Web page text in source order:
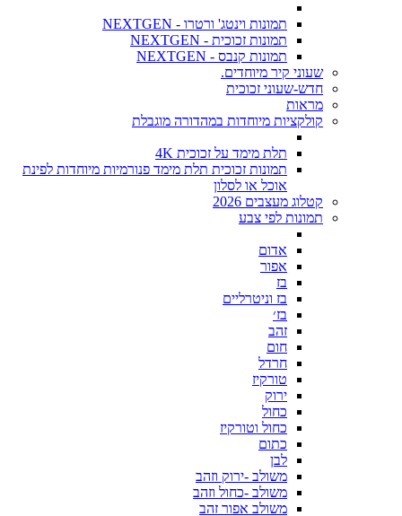
תמונות וינטג' ורטרו - NEXTGEN
תמונות זכוכית - NEXTGEN
תמונות קנבס - NEXTGEN
שעוני קיר מיוחדים.
חדש-שעוני זכוכית
מראות
קולקציות מיוחדות במהדורה מוגבלת
תלת מימד על זכוכית 4K
תמונות זכוכית תלת מימד פנורמיות מיוחדות לפינת
אוכל או לסלון
קטלוג מעצבים 2026
תמונות לפי צבע
אדום
אפור
בז
בז וניטרליים
בז׳
זהב
חום
חרדל
טורקיז
ירוק
כחול
כחול וטורקיז
כתום
לבן
משולב -ירוק וזהב
משולב -כחול וזהב
משולב אפור זהב